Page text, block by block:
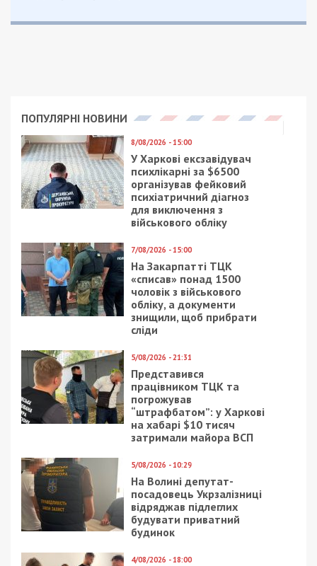
ПОПУЛЯРНІ НОВИНИ
8/08/2026 - 15:00
У Харкові ексзавідувач
психлікарні за $6500
організував фейковий
психіатричний діагноз
для виключення з
військового обліку
7/08/2026 - 15:00
На Закарпатті ТЦК
«списав» понад 1500
чоловік з військового
обліку, а документи
знищили, щоб прибрати
сліди
5/08/2026 - 21:31
Представився
працівником ТЦК та
погрожував
“штрафбатом”: у Харкові
на хабарі $10 тисяч
затримали майора ВСП
5/08/2026 - 10:29
На Волині депутат-
посадовець Укрзалізниці
відряджав підлеглих
будувати приватний
будинок
4/08/2026 - 18:00